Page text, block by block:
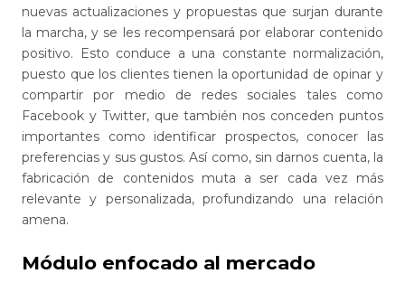
nuevas actualizaciones y propuestas que surjan durante
la marcha, y se les recompensará por elaborar contenido
positivo. Esto conduce a una constante normalización,
puesto que los clientes tienen la oportunidad de opinar y
compartir por medio de redes sociales tales como
Facebook y Twitter, que también nos conceden puntos
importantes como identificar prospectos, conocer las
preferencias y sus gustos. Así como, sin darnos cuenta, la
fabricación de contenidos muta a ser cada vez más
relevante y personalizada, profundizando una relación
amena.
Módulo enfocado al mercado